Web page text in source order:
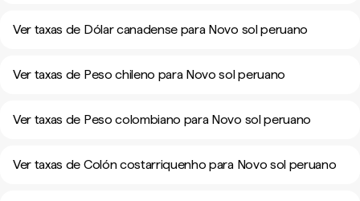
Ver taxas de Dólar canadense para Novo sol peruano
Ver taxas de Peso chileno para Novo sol peruano
Ver taxas de Peso colombiano para Novo sol peruano
Ver taxas de Colón costarriquenho para Novo sol peruano